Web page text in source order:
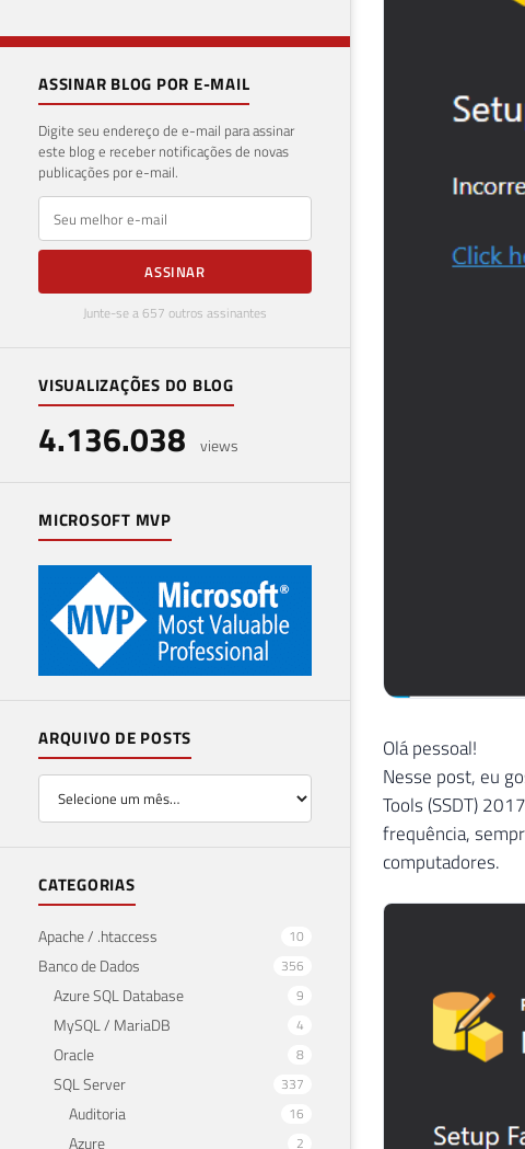
ASSINAR BLOG POR E-MAIL
Digite seu endereço de e-mail para assinar
este blog e receber notificações de novas
publicações por e-mail.
E-mail
ASSINAR
Junte-se a 657 outros assinantes
VISUALIZAÇÕES DO BLOG
4.136.038 views
MICROSOFT MVP
ARQUIVO DE POSTS
CATEGORIAS
Apache / .htaccess 10
Banco de Dados 356
Azure SQL Database 9
MySQL / MariaDB 4
Oracle 8
SQL Server 337
Auditoria 16
Azure 2
Olá pessoal!
Nesse post, eu
Tools (SSDT)
frequência,
computadores.